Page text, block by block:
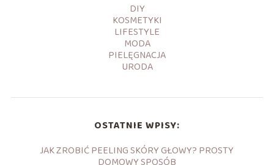
DIY
KOSMETYKI
LIFESTYLE
MODA
PIELĘGNACJA
URODA
OSTATNIE WPISY:
JAK ZROBIĆ PEELING SKÓRY GŁOWY? PROSTY